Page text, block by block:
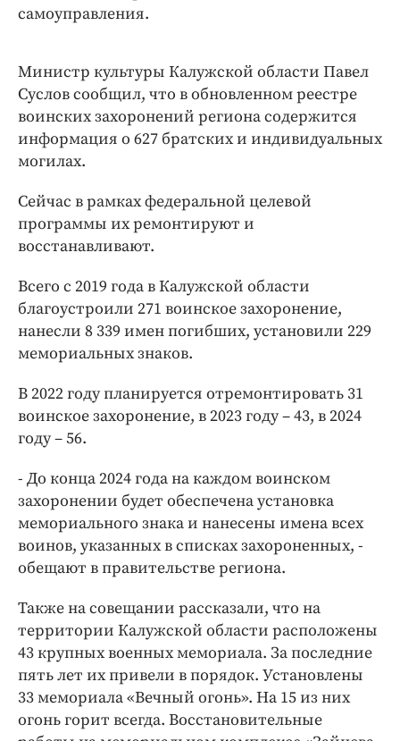
самоуправления.
Министр культуры Калужской области Павел
Суслов сообщил, что в обновленном реестре
воинских захоронений региона содержится
информация о 627 братских и индивидуальных
могилах.
Сейчас в рамках федеральной целевой
программы их ремонтируют и
восстанавливают.
Всего с 2019 года в Калужской области
благоустроили 271 воинское захоронение,
нанесли 8 339 имен погибших, установили 229
мемориальных знаков.
В 2022 году планируется отремонтировать 31
воинское захоронение, в 2023 году – 43, в 2024
году – 56.
- До конца 2024 года на каждом воинском
захоронении будет обеспечена установка
мемориального знака и нанесены имена всех
воинов, указанных в списках захороненных, -
обещают в правительстве региона.
Также на совещании рассказали, что на
территории Калужской области расположены
43 крупных военных мемориала. За последние
пять лет их привели в порядок. Установлены
33 мемориала «Вечный огонь». На 15 из них
огонь горит всегда. Восстановительные